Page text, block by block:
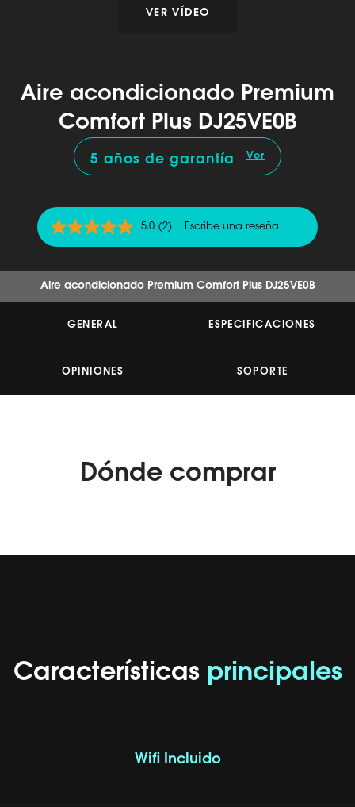
Aire acondicionado Premium
Comfort Plus DJ25VE0B
5 años de garantía Ver
5.0
de
estrellas,
valor
valoración.
Enlace
la
5.0 (2) Escribe una reseña
VER VÍDEO
Aire acondicionado Premium Comfort Plus DJ25VE0B
GENERAL ESPECIFICACIONES
OPINIONES SOPORTE
Dónde comprar
Características principales
Wifi Incluido